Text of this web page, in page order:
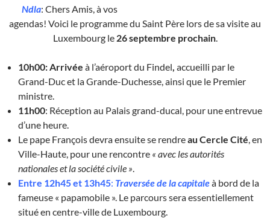
Ndla: Chers Amis, à vos
agendas! Voici le programme du Saint Père lors de sa visite au
Luxembourg le 26 septembre prochain.
10h00: Arrivée à l’aéroport du Findel, accueilli par le
Grand-Duc et la Grande-Duchesse, ainsi que le Premier
ministre.
11h00: Réception au Palais grand-ducal, pour une entrevue
d’une heure.
Le pape François devra ensuite se rendreau Cercle Cité, en
Ville-Haute, pour une rencontre « avec les autorités
nationales et la société civile ».
Entre 12h45 et 13h45: Traversée de la capitaleà bord de la
fameuse « papamobile ». Le parcours sera essentiellement
situé en centre-ville de Luxembourg.